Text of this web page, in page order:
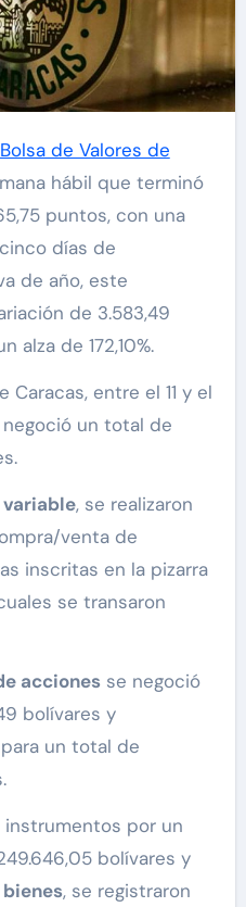
Bolsa de Valores de
hábil que terminó
puntos, con una
días de
de año, este
de 3.583,49
alza de 172,10%.
Caracas, entre el 11 y el
un total de
, se realizaron
venta de
inscritas en la pizarra
se transaron
accionesse negoció
bolívares y
para un total de
instrumentos por un
bolívares y
, se registraron